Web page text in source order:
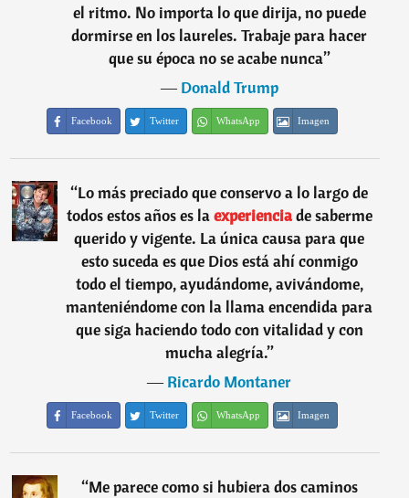
el ritmo. No importa lo que dirija, no puede
dormirse en los laureles. Trabaje para hacer
que su época no se acabe nunca”
―Donald Trump
Facebook Twitter WhatsApp Imagen
“Lo más preciado que conservo a lo largo de
todos estos años es laexperienciade saberme
querido y vigente. La única causa para que
esto suceda es que Dios está ahí conmigo
todo el tiempo, ayudándome, avivándome,
manteniéndome con la llama encendida para
que siga haciendo todo con vitalidad y con
mucha alegría.”
―Ricardo Montaner
Facebook Twitter WhatsApp Imagen
“Me parece como si hubiera dos caminos